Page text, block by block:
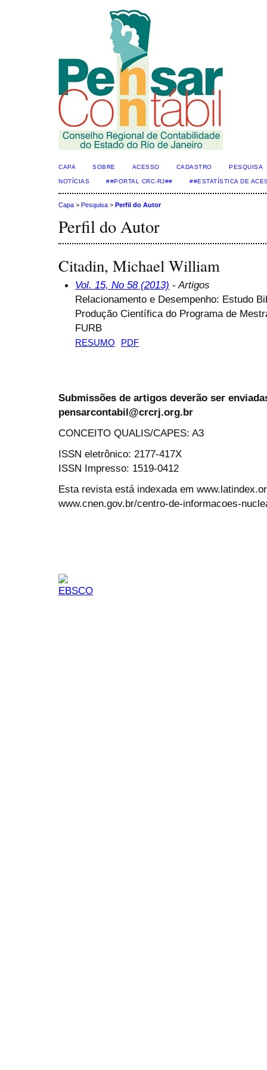
CAPA SOBRE ACESSO CADASTRO PESQUISA
NOTÍCIAS ##PORTAL CRC-RJ## ##ESTATÍSTICA DE
Capa > Pesquisa > Perfil do Autor
Perfil do Autor
Citadin, Michael William
Vol. 15, No 58 (2013) - Artigos
Relacionamento e Desempenho: Estudo
Produção Científica do Programa de
FURB
RESUMO PDF
Submissões de artigos deverão ser
pensarcontabil@crcrj.org.br
CONCEITO QUALIS/CAPES: A3
ISSN eletrônico: 2177-417X
ISSN Impresso: 1519-0412
Esta revista está indexada em
www.cnen.gov.br/centro-de-informacoes-